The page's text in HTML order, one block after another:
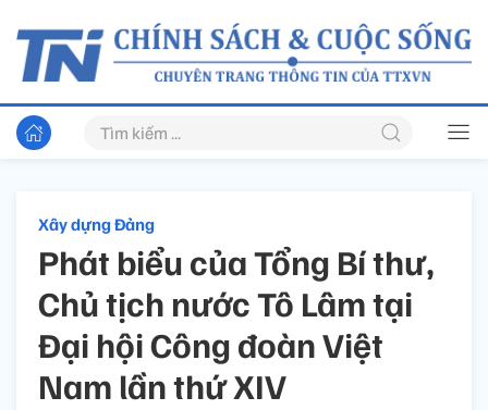
Xây dựng Đảng
Phát biểu của Tổng Bí thư,
Chủ tịch nước Tô Lâm tại
Đại hội Công đoàn Việt
Nam lần thứ XIV